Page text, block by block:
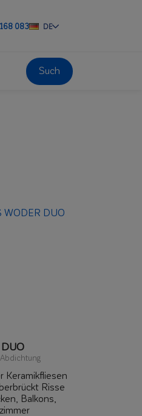
083 DE
Such
DUO
Keramikfliesen
Risse
Balkons,